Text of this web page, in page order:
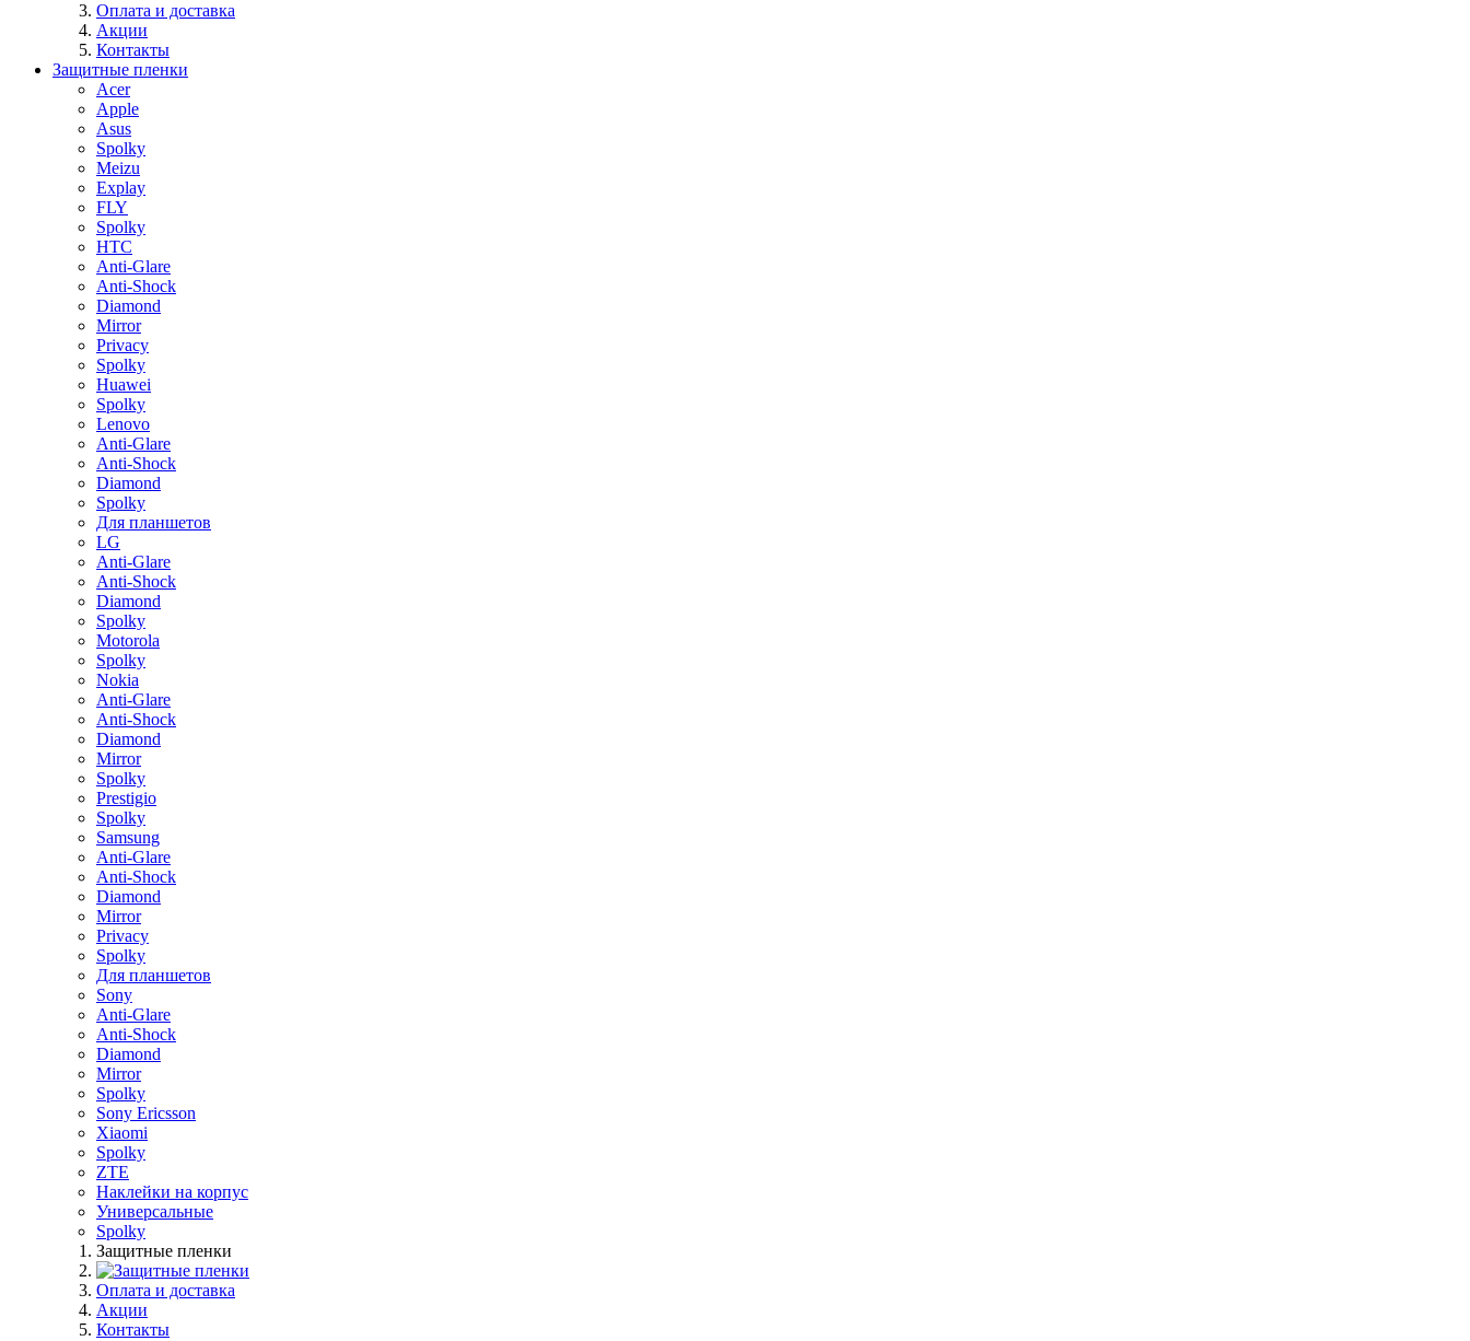
Оплата и доставка
Акции
Контакты
Защитные пленки
Acer
Apple
Asus
Spolky
Meizu
Explay
FLY
Spolky
HTC
Anti-Glare
Anti-Shock
Diamond
Mirror
Privacy
Spolky
Huawei
Spolky
Lenovo
Anti-Glare
Anti-Shock
Diamond
Spolky
Для планшетов
LG
Anti-Glare
Anti-Shock
Diamond
Spolky
Motorola
Spolky
Nokia
Anti-Glare
Anti-Shock
Diamond
Mirror
Spolky
Prestigio
Spolky
Samsung
Anti-Glare
Anti-Shock
Diamond
Mirror
Privacy
Spolky
Для планшетов
Sony
Anti-Glare
Anti-Shock
Diamond
Mirror
Spolky
Sony Ericsson
Xiaomi
Spolky
ZTE
Наклейки на корпус
Универсальные
Spolky
Защитные пленки
Оплата и доставка
Акции
Контакты